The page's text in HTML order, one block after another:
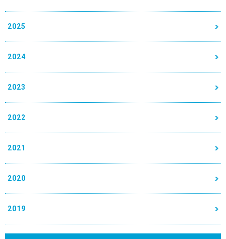
2025
2024
2023
2022
2021
2020
2019